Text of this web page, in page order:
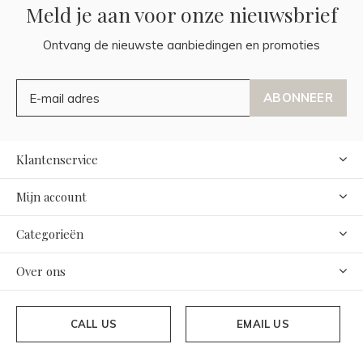
Meld je aan voor onze nieuwsbrief
Ontvang de nieuwste aanbiedingen en promoties
ABONNEER
Klantenservice
Mijn account
Categorieën
Over ons
CALL US EMAIL US